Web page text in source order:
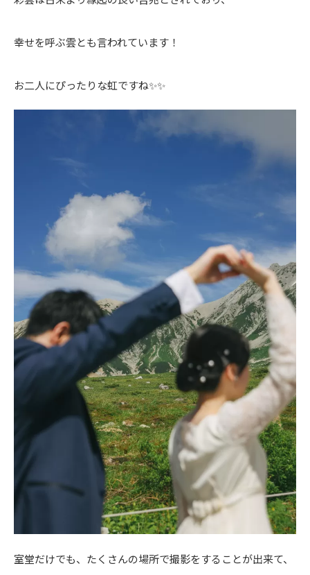
幸せを呼ぶ雲とも言われています！
お二人にぴったりな虹ですね✨✨
室堂だけでも、たくさんの場所で撮影をすることが出来て、